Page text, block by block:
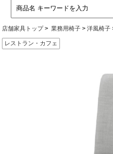
店舗家具トップ 業務用椅子 洋風椅子
レストラン・カフェ